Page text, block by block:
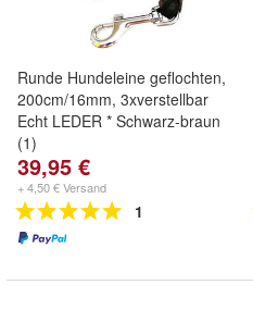
Runde Hundeleine geflochten,
200cm/16mm, 3xverstellbar
Echt LEDER * Schwarz-braun
(1)
39,95 €
+ 4,50 € Versand
1